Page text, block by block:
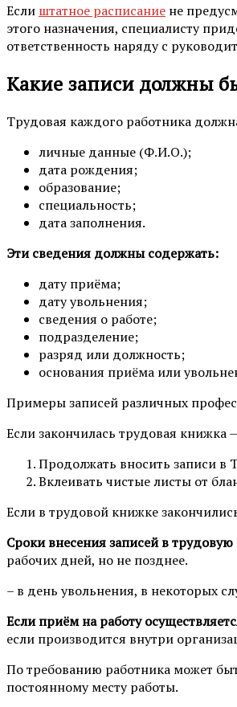
Если штатное расписание не
этого назначения, специалисту
ответственность наряду с
Какие записи должны
Трудовая каждого работника
личные данные (Ф.И.О.);
дата рождения;
образование;
специальность;
дата заполнения.
Эти сведения должны содержать:
дату приёма;
дату увольнения;
сведения о работе;
подразделение;
разряд или должность;
основания приёма или
Примеры записей различных
Если закончилась трудовая
Продолжать вносить записи в
Вклеивать чистые листы от
Если в трудовой книжке
Сроки внесения записей в
рабочих дней, но не позднее.
– в день увольнения, в некоторых
Если приём на работу
если производится внутри
По требованию работника может
постоянному месту работы.